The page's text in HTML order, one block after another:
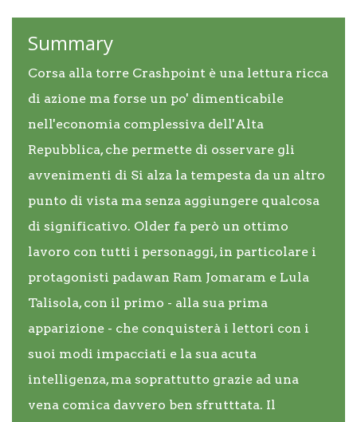
Summary
Corsa alla torre Crashpoint è una lettura ricca
di azione ma forse un po' dimenticabile
nell'economia complessiva dell'Alta
Repubblica, che permette di osservare gli
avvenimenti di Si alza la tempesta da un altro
punto di vista ma senza aggiungere qualcosa
di significativo. Older fa però un ottimo
lavoro con tutti i personaggi, in particolare i
protagonisti padawan Ram Jomaram e Lula
Talisola, con il primo - alla sua prima
apparizione - che conquisterà i lettori con i
suoi modi impacciati e la sua acuta
intelligenza, ma soprattutto grazie ad una
vena comica davvero ben sfrutttata. Il